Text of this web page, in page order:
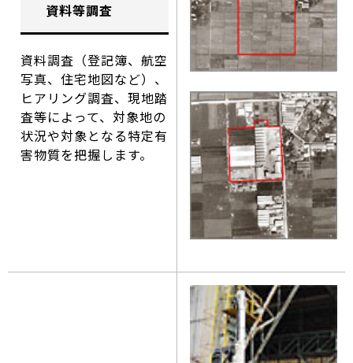
資料等調査
資料調査（登記簿、航空
写真、住宅地図など）、
ヒアリング調査、現地踏
査等によって、対象地の
状況や対象となる特定有
害物質を把握します。